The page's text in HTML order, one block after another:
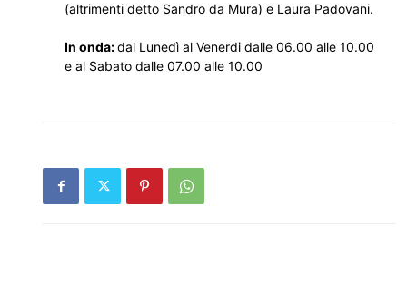
(altrimenti detto Sandro da Mura) e Laura Padovani.
In onda:dal Lunedì al Venerdi dalle 06.00 alle 10.00
e al Sabato dalle 07.00 alle 10.00